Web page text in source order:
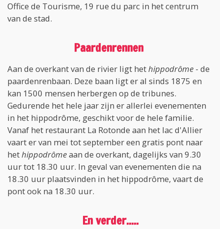
Office de Tourisme, 19 rue du parc in het centrum
van de stad.
Paardenrennen
Aan de overkant van de rivier ligt hethippodrôme - de
paardenrenbaan. Deze baan ligt er al sinds 1875 en
kan 1500 mensen herbergen op de tribunes.
Gedurende het hele jaar zijn er allerlei evenementen
in het hippodrôme, geschikt voor de hele familie.
Vanaf het restaurant La Rotonde aan het lac d'Allier
vaart er van mei tot september een gratis pont naar
hethippodrômeaan de overkant, dagelijks van 9.30
uur tot 18.30 uur. In geval van evenementen die na
18.30 uur plaatsvinden in het hippodrôme, vaart de
pont ook na 18.30 uur.
En verder.....